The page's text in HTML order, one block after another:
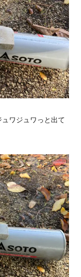
ワジュワっと出て